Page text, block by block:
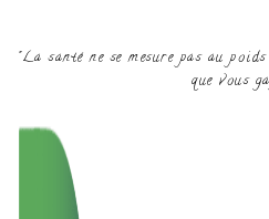
"La santé ne se mesure pas au
que vous